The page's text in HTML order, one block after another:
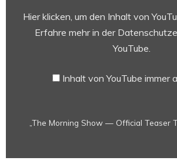
Official
anzeigen
Hier klicken, um den Inhalt von
Erfahre mehr in der
YouTube.
Inhalt von YouTube immer
„The Morning Show — Official Teaser